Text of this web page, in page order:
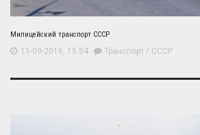
Милицейский транспорт СССР
11-09-2016, 15:54 Транспорт / СССР